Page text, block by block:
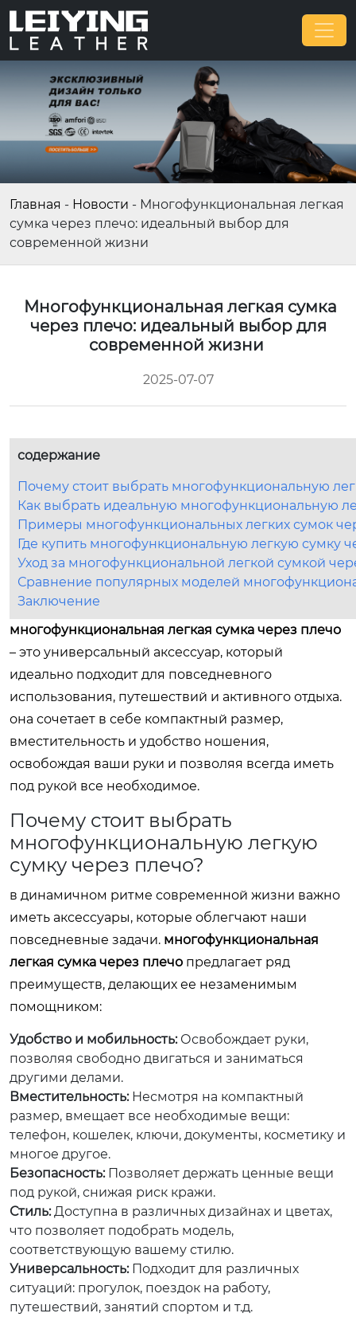
Главная - Новости - Многофункциональная легкая
сумка через плечо: идеальный выбор для
современной жизни
Многофункциональная легкая сумка
через плечо: идеальный выбор для
современной жизни
2025-07-07
содержание
Почему стоит выбрать многофункциональную
Как выбрать идеальную многофункциональную
Примеры многофункциональных легких сумок
Где купить многофункциональную легкую сумку
Уход за многофункциональной легкой сумкой
Сравнение популярных моделей
Заключение
многофункциональная легкая сумка через плечо
– это универсальный аксессуар, который
идеально подходит для повседневного
использования, путешествий и активного отдыха.
она сочетает в себе компактный размер,
вместительность и удобство ношения,
освобождая ваши руки и позволяя всегда иметь
под рукой все необходимое.
Почему стоит выбрать
многофункциональную легкую
сумку через плечо?
в динамичном ритме современной жизни важно
иметь аксессуары, которые облегчают наши
повседневные задачи. многофункциональная
легкая сумка через плечо предлагает ряд
преимуществ, делающих ее незаменимым
помощником:
Удобство и мобильность:Освобождает руки,
позволяя свободно двигаться и заниматься
другими делами.
Вместительность:Несмотря на компактный
размер, вмещает все необходимые вещи:
телефон, кошелек, ключи, документы, косметику и
многое другое.
Безопасность:Позволяет держать ценные вещи
под рукой, снижая риск кражи.
Стиль:Доступна в различных дизайнах и цветах,
что позволяет подобрать модель,
соответствующую вашему стилю.
Универсальность:Подходит для различных
ситуаций: прогулок, поездок на работу,
путешествий, занятий спортом и т.д.